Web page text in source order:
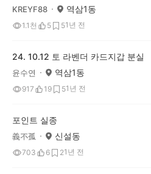
KREYF88 역삼1동
1.1천 5 51년 전
24. 10.12 토 라벤더 카드지갑 분실
윤수연 역삼1동
917 19 51년 전
포인트 실종
義不孤 신설동
703 6 21년 전